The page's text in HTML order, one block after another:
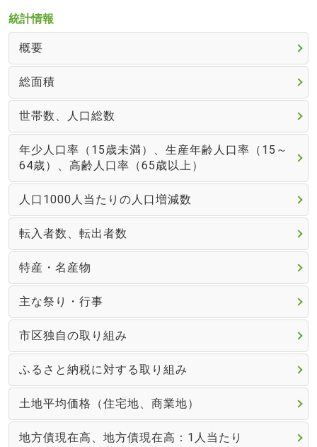
統計情報
概要
総面積
世帯数、人口総数
年少人口率（15歳未満）、生産年齢人口率（15～
64歳）、高齢人口率（65歳以上）
人口1000人当たりの人口増減数
転入者数、転出者数
特産・名産物
主な祭り・行事
市区独自の取り組み
ふるさと納税に対する取り組み
土地平均価格（住宅地、商業地）
地方債現在高、地方債現在高：1人当たり